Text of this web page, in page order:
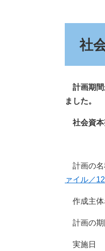
社
計画期間
ました。
社会資本
計画の
ァイル／
作成主
計画の
実施日